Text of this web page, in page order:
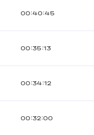
00:40:45
00:35:13
00:34:12
00:32:00